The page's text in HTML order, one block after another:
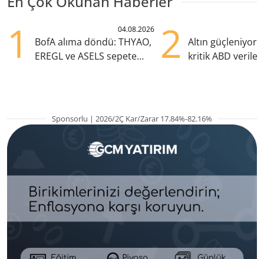
1 04.08.2026
BofA alıma döndü: THYAO,
EREGL ve ASELS sepete
2
Altın güçleniyor:
kritik ABD
Sponsorlu | 2026/2Ç Kar/Zarar 17.84%-82.16%